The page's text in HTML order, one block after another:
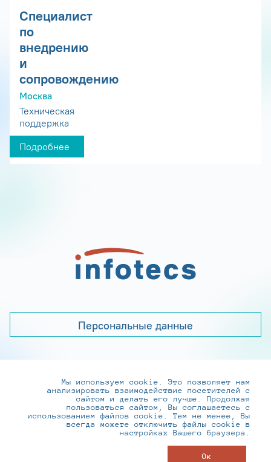
Специалист
по
внедрению
и
сопровождению
Москва
Техническая
поддержка
Подробнее
Персональные данные
+7 (495) 737-6192, 8-800-250-0-260
practice@infotecs.ru,hr@infotecs.ru
127273, г. Москва, Отрадная ул., 2Б строение 1
Мы используем cookie. Это позволяет нам
анализировать взаимодействие посетителей с
сайтом и делать его лучше. Продолжая
пользоваться сайтом, Вы соглашаетесь с
использованием файлов cookie. Тем не менее, Вы
всегда можете отключить файлы cookie в
настройках Вашего браузера.
Ок